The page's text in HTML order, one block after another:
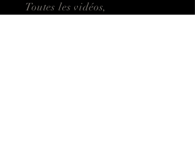
Toutes les vidéos,